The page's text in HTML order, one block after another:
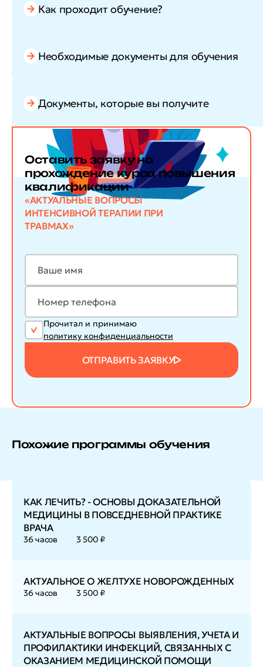
Как проходит обучение?
Необходимые документы для обучения
Документы, которые вы получите
Оставить заявкуна
прохождение курса повышения
квалификации
«АКТУАЛЬНЫЕ ВОПРОСЫ
ИНТЕНСИВНОЙ ТЕРАПИИ ПРИ
ТРАВМАХ»
Прочитал и принимаю
политику конфиденциальности
ОТПРАВИТЬ ЗАЯВКУ
Похожие программы обучения
КАК ЛЕЧИТЬ? - ОСНОВЫ ДОКАЗАТЕЛЬНОЙ
МЕДИЦИНЫ В ПОВСЕДНЕВНОЙ ПРАКТИКЕ
ВРАЧА
36 часов 3 500 ₽
АКТУАЛЬНОЕ О ЖЕЛТУХЕ НОВОРОЖДЕННЫХ
36 часов 3 500 ₽
АКТУАЛЬНЫЕ ВОПРОСЫ ВЫЯВЛЕНИЯ, УЧЕТА И
ПРОФИЛАКТИКИ ИНФЕКЦИЙ, СВЯЗАННЫХ С
ОКАЗАНИЕМ МЕДИЦИНСКОЙ ПОМОЩИ